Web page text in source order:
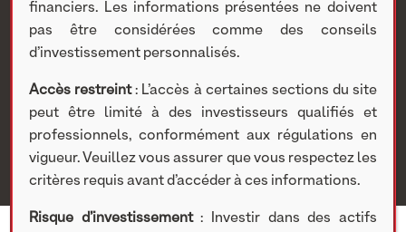
ministériel à Abu Dhabi
Nextstage AM>Actualités Nextstage AM
[ACTUALITÉS] NextStage AM accompagne Bruno Le
Maire dans le cadre d’un déplacement ministériel à Abu
Dhabi
financiers. Les informations présentées ne doivent
pas être considérées comme des conseils
d’investissement personnalisés.
Accès restreint: L’accès à certaines sections du site
peut être limité à des investisseurs qualifiés et
professionnels, conformément aux régulations en
vigueur. Veuillez vous assurer que vous respectez les
critères requis avant d’accéder à ces informations.
Risque d’investissement: Investir dans des actifs